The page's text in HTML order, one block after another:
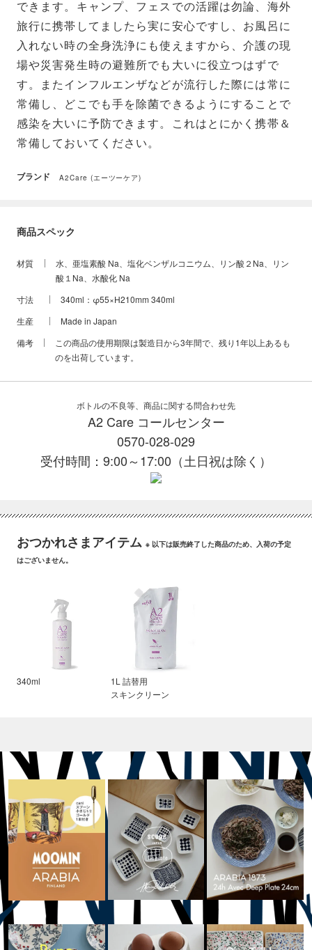
できます。キャンプ、フェスでの活躍は勿論、海外
旅行に携帯してましたら実に安心ですし、お風呂に
入れない時の全身洗浄にも使えますから、介護の現
場や災害発生時の避難所でも大いに役立つはずで
す。またインフルエンザなどが流行した際には常に
常備し、どこでも手を除菌できるようにすることで
感染を大いに予防できます。これはとにかく携帯＆
常備しておいてください。
ブランド A2Care (エーツーケア)
商品スペック
材質
水、亜塩素酸 Na、塩化ベンザルコニウム、リン酸２Na、リン
酸１Na、水酸化 Na
寸法
340ml：φ55×H210mm 340ml
生産
Made in Japan
備考
この商品の使用期限は製造日から3年間で、残り1年以上あるも
のを出荷しています。
ボトルの不良等、商品に関する問合わせ先
A2 Care コールセンター
0570-028-029
受付時間：9:00～17:00（土日祝は除く）
おつかれさまアイテム ※ 以下は販売終了した商品のため、入荷の予定
はございません。
340ml
1L 詰替用
スキンクリーン